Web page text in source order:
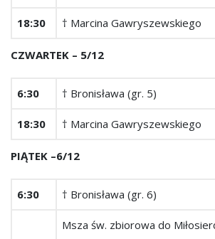
18:30 † Marcina Gawryszewskiego
CZWARTEK ­– 5/12
6:30 † Bronisława (gr. 5)
18:30 † Marcina Gawryszewskiego
PIĄTEK –6/12
6:30 † Bronisława (gr. 6)
Msza św. zbiorowa do